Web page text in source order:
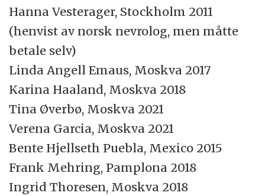
Hanna Vesterager, Stockholm 2011
(henvist av norsk nevrolog, men måtte
betale selv)
Linda Angell Emaus, Moskva 2017
Karina Haaland, Moskva 2018
Tina Øverbø, Moskva 2021
Verena Garcia, Moskva 2021
Bente Hjellseth Puebla, Mexico 2015
Frank Mehring, Pamplona 2018
Ingrid Thoresen, Moskva 2018